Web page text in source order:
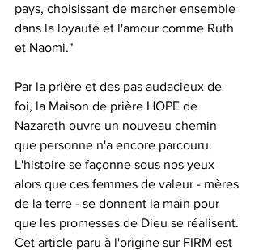
pays, choisissant de marcher ensemble
dans la loyauté et l'amour comme Ruth
et Naomi."
Par la prière et des pas audacieux de
foi, la Maison de prière HOPE de
Nazareth ouvre un nouveau chemin
que personne n'a encore parcouru.
L'histoire se façonne sous nos yeux
alors que ces femmes de valeur - mères
de la terre - se donnent la main pour
que les promesses de Dieu se réalisent.
Cet article paru à l'origine sur FIRM est